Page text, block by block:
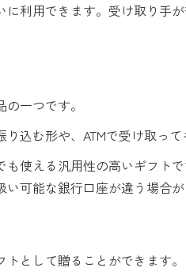
利用できます。受け取り手
一つです。
込む形や、ATMで受け取っ
使える汎用性の高いギフト
可能な銀行口座が違う場合
として贈ることができます。